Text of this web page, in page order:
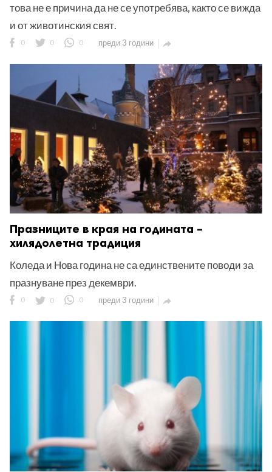
това не е причина да не се употребява, както се вижда
и от животинския свят.
0 0 0 преди 3 години 
Празниците в края на годината –
хилядолетна традиция
Коледа и Нова година не са единствените поводи за
празнуване през декември.
0 0 0 преди 3 години 